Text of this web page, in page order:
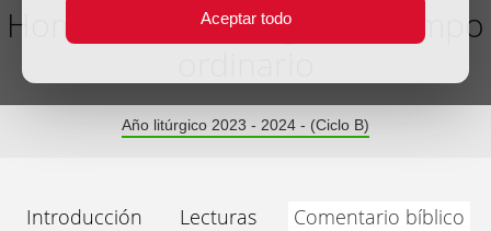
Aceptar todo
Homilía XIV Domingo del tiempo
Año litúrgico 2023 - 2024 - (Ciclo B)
Introducción Lecturas Comentario bíblico